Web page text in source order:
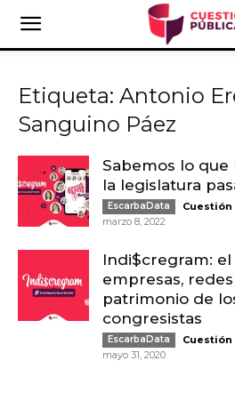
Etiqueta: Antonio
Sanguino Páez
Sabemos lo que
la legislatura
EscarbaData Cuestión
marzo 8, 2022
Indi$cregram:
empresas,
patrimonio de
congresistas
EscarbaData Cuestión
mayo 31, 2020